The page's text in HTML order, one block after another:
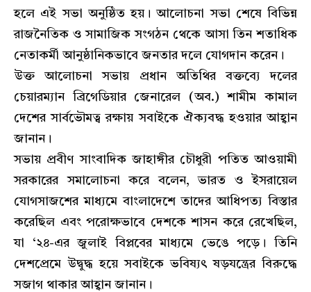
হলে এই সভা অনুষ্ঠিত হয়। আলোচনা সভা শেষে বিভিন্ন
রাজনৈতিক ও সামাজিক সংগঠন থেকে আসা তিন শতাধিক
নেতাকর্মী আনুষ্ঠানিকভাবে জনতার দলে যোগদান করেন।
​উক্ত আলোচনা সভায় প্রধান অতিথির বক্তব্যে দলের
চেয়ারম্যান ব্রিগেডিয়ার জেনারেল (অব.) শামীম কামাল
দেশের সার্বভৌমত্ব রক্ষায় সবাইকে ঐক্যবদ্ধ হওয়ার আহ্বান
জানান।
​সভায় প্রবীণ সাংবাদিক জাহাঙ্গীর চৌধুরী পতিত আওয়ামী
সরকারের সমালোচনা করে বলেন, ভারত ও ইসরায়েল
যোগসাজশের মাধ্যমে বাংলাদেশে তাদের আধিপত্য বিস্তার
করেছিল এবং পরোক্ষভাবে দেশকে শাসন করে রেখেছিল,
যা ‘২৪-এর জুলাই বিপ্লবের মাধ্যমে ভেঙে পড়ে। তিনি
দেশপ্রেমে উদ্বুদ্ধ হয়ে সবাইকে ভবিষ্যৎ ষড়যন্ত্রের বিরুদ্ধে
সজাগ থাকার আহ্বান জানান।